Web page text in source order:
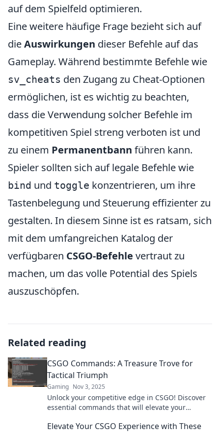
auf dem Spielfeld optimieren.
Eine weitere häufige Frage bezieht sich auf
dieAuswirkungen dieser Befehle auf das
Gameplay. Während bestimmte Befehle wie
sv_cheats den Zugang zu Cheat-Optionen
ermöglichen, ist es wichtig zu beachten,
dass die Verwendung solcher Befehle im
kompetitiven Spiel streng verboten ist und
zu einem Permanentbann führen kann.
Spieler sollten sich auf legale Befehle wie
bind und toggle konzentrieren, um ihre
Tastenbelegung und Steuerung effizienter zu
gestalten. In diesem Sinne ist es ratsam, sich
mit dem umfangreichen Katalog der
verfügbaren CSGO-Befehle vertraut zu
machen, um das volle Potential des Spiels
auszuschöpfen.
Related reading
CSGO Commands: A Treasure Trove for
Tactical Triumph
Gaming Nov 3, 2025
Unlock your competitive edge in CSGO! Discover
essential commands that will elevate your
Elevate Your CSGO Experience with These